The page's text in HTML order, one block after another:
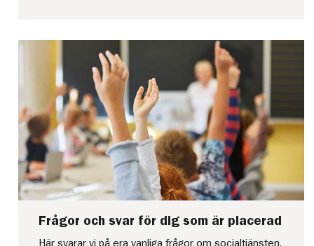
Frågor och svar för dig som är placerad
Här svarar vi på era vanliga frågor om socialtjänsten.